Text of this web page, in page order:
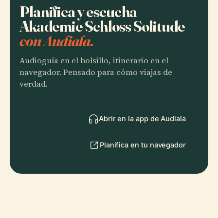
Planifica y escucha
Akademie Schloss Solitude
con Audiala.
Audioguía en el bolsillo, itinerario en el
navegador. Pensado para cómo viajas de
verdad.
Abrir en la app de Audiala
Planifica en tu navegador